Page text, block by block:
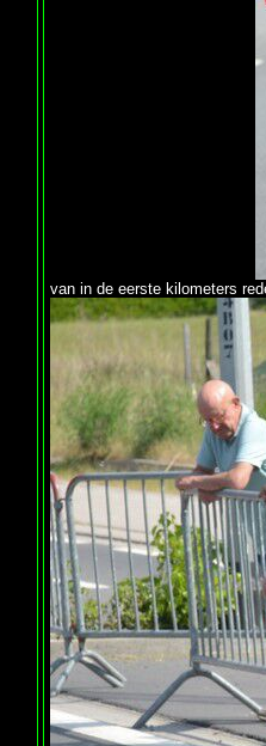
van in de eerste kilometers